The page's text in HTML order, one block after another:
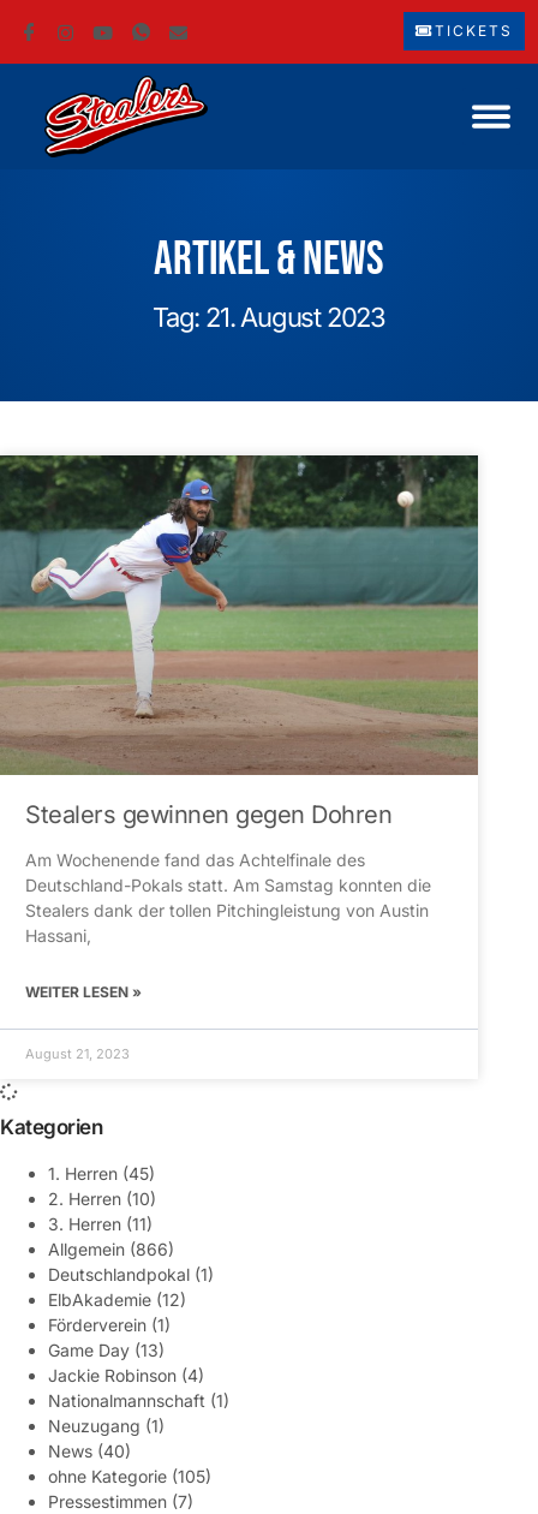
TICKETS
Artikel & News
Tag: 21. August 2023
Stealers gewinnen gegen Dohren
Am Wochenende fand das Achtelfinale des
Deutschland-Pokals statt. Am Samstag konnten die
Stealers dank der tollen Pitchingleistung von Austin
Hassani,
WEITER LESEN »
August 21, 2023
Kategorien
1. Herren (45)
2. Herren (10)
3. Herren (11)
Allgemein (866)
Deutschlandpokal (1)
ElbAkademie (12)
Förderverein (1)
Game Day (13)
Jackie Robinson (4)
Nationalmannschaft (1)
Neuzugang (1)
News (40)
ohne Kategorie (105)
Pressestimmen (7)